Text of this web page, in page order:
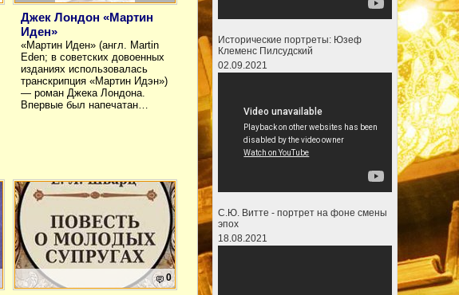
Джек Лондон «Мартин
Иден»
«Мартин Иден» (англ. Martin
Eden; в советских довоенных
изданиях использовалась
транскрипция «Мартин Идэн»)
— роман Джека Лондона.
Впервые был напечатан…
0
Исторические портреты: Юзеф
Клеменс Пилсудский
02.09.2021
С.Ю. Витте - портрет на фоне смены
эпох
18.08.2021